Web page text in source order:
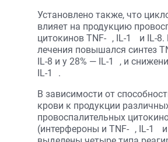
Установлено также, что
влияет на продукцию
цитокинов TNF- , IL-1
и IL-8.
лечения повышался синтез
IL-8 и у 28% — IL-1
, и
IL-1
.
В зависимости от
крови к продукции
провоспалительных
(интерфероны и TNF- , IL-1